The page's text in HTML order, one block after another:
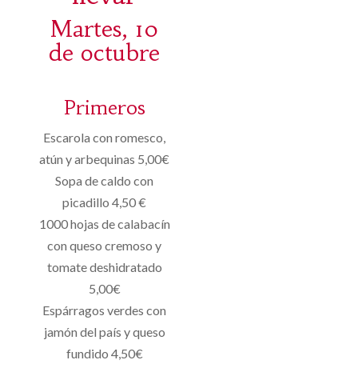
Martes, 10
de octubre
Primeros
Escarola con romesco,
atún y arbequinas 5,00€
Sopa de caldo con
picadillo 4,50 €
1000 hojas de calabacín
con queso cremoso y
tomate deshidratado
5,00€
Espárragos verdes con
jamón del país y queso
fundido 4,50€